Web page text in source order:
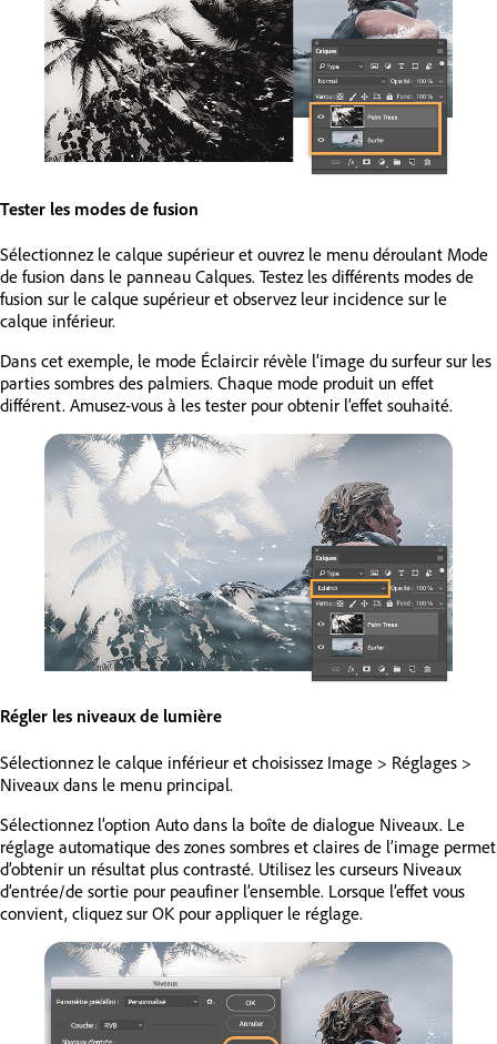
Tester les modes de fusion
Sélectionnez le calque supérieur et ouvrez le menu déroulant Mode
de fusion dans le panneau Calques. Testez les différents modes de
fusion sur le calque supérieur et observez leur incidence sur le
calque inférieur.
Dans cet exemple, le mode Éclaircir révèle l’image du surfeur sur les
parties sombres des palmiers. Chaque mode produit un effet
différent. Amusez-vous à les tester pour obtenir l’effet souhaité.
Régler les niveaux de lumière
Sélectionnez le calque inférieur et choisissez Image > Réglages >
Niveaux dans le menu principal.
Sélectionnez l’option Auto dans la boîte de dialogue Niveaux. Le
réglage automatique des zones sombres et claires de l’image permet
d’obtenir un résultat plus contrasté. Utilisez les curseurs Niveaux
d’entrée/de sortie pour peaufiner l’ensemble. Lorsque l’effet vous
convient, cliquez sur OK pour appliquer le réglage.